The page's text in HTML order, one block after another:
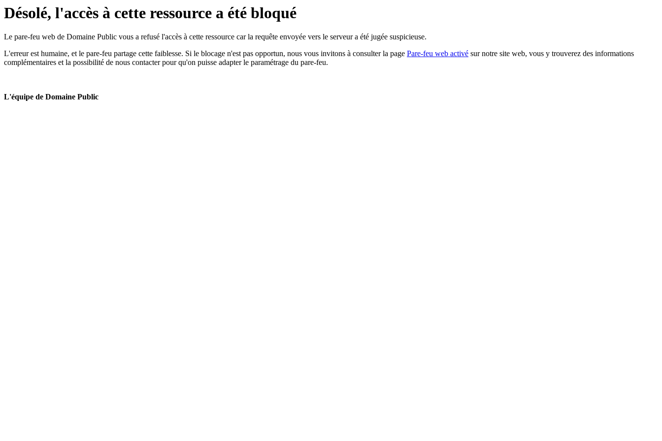
Désolé, l'accès à cette ressource a été bloqué
Le pare-feu web de Domaine Public vous a refusé l'accès à cette ressource car la requête envoyée vers le serveur a été jugée suspicieuse.
L'erreur est humaine, et le pare-feu partage cette faiblesse. Si le blocage n'est pas opportun, nous vous invitons à consulter la page Pare-feu web activé sur notre site web, vous y trouverez des informations
complémentaires et la possibilité de nous contacter pour qu'on puisse adapter le paramétrage du pare-feu.
L'équipe de Domaine Public